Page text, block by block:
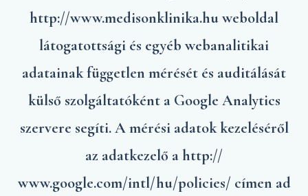
http://www.medisonklinika.hu weboldal
látogatottsági és egyéb webanalitikai
adatainak független mérését és auditálását
külső szolgáltatóként a Google Analytics
szervere segíti. A mérési adatok kezeléséről
az adatkezelő a http://
www.google.com/intl/hu/policies/ címen ad